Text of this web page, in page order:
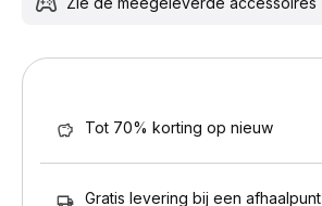
Tot 70% korting op nieuw
Gratis levering bij een afhaalpunt